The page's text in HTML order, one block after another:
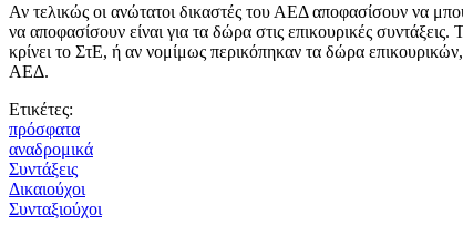
Αν τελικώς οι ανώτατοι δικαστές του ΑΕΔ αποφασίσουν να
να αποφασίσουν είναι για τα δώρα στις επικουρικές
κρίνει το ΣτΕ, ή αν νομίμως περικόπηκαν τα δώρα
ΑΕΔ.
Ετικέτες:
πρόσφατα
αναδρομικά
Συντάξεις
Δικαιούχοι
Συνταξιούχοι